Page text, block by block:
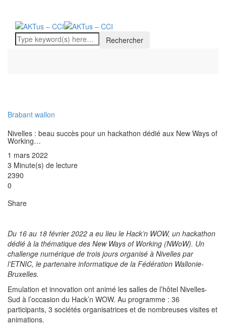
Brabant wallon
Nivelles : beau succès pour un hackathon dédié aux New Ways of
Working…
1 mars 2022
3 Minute(s) de lecture
2390
0
Share
Du 16 au 18 février 2022 a eu lieu le Hack’n WOW, un hackathon
dédié à la thématique des New Ways of Working (NWoW). Un
challenge numérique de trois jours organisé à Nivelles par
l’ETNIC, le partenaire informatique de la Fédération Wallonie-
Bruxelles.
Emulation et innovation ont animé les salles de l’hôtel Nivelles-
Sud à l’occasion du Hack’n WOW. Au programme : 36
participants, 3 sociétés organisatrices et de nombreuses visites et
animations.